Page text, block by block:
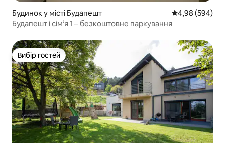
Будинок у місті Будапешт Середня
4,98 (594)
Будапешт і сім’я 1 – безкоштовне паркування
Вибір гостей
Вибір гостей